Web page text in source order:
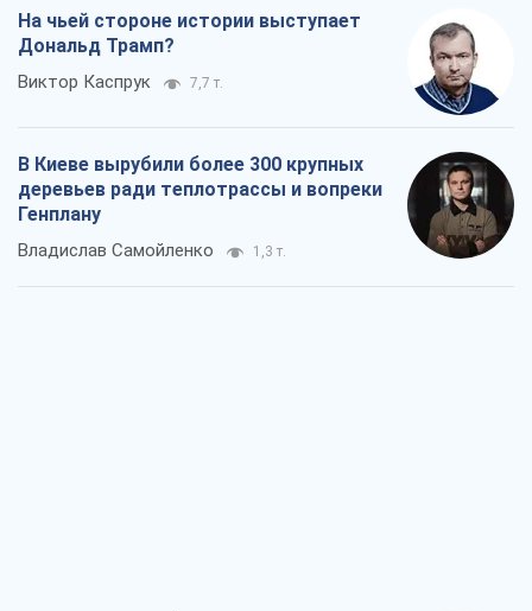
На чьей стороне истории выступает
Дональд Трамп?
Виктор Каспрук 7,7 т.
В Киеве вырубили более 300 крупных
деревьев ради теплотрассы и вопреки
Генплану
Владислав Самойленко 1,3 т.